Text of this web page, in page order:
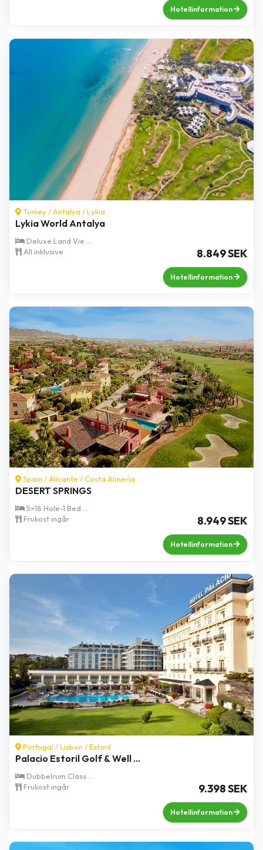
Hotellinformation
Turkey /Antalya /Lykia
Lykia World Antalya
Deluxe Land Vie ...
All inklusive
8.849 SEK
Hotellinformation
Spain /Alicante /Costa Almería
DESERT SPRINGS
5×18 Hole-1 Bed ...
Frukost ingår
8.949 SEK
Hotellinformation
Portugal /Lisbon /Estoril
Palacio Estoril Golf & Well ...
Dubbelrum Class ...
Frukost ingår
9.398 SEK
Hotellinformation